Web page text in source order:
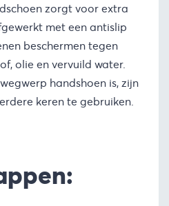
zorgt voor extra
met een antislip
beschermen tegen
olie en vervuild water.
handshoen is, zijn
keren te gebruiken.